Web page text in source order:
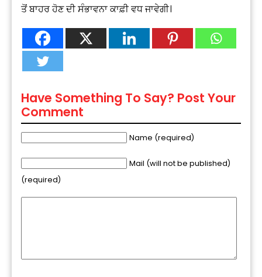
ਤੋਂ ਬਾਹਰ ਹੋਣ ਦੀ ਸੰਭਾਵਨਾ ਕਾਫ਼ੀ ਵਧ ਜਾਵੇਗੀ।
Have Something To Say? Post Your
Comment
Name (required)
Mail (will not be published)
(required)